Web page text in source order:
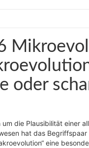
aus
oder
die Plausibilität einer
hat das Begriffspaar
eine